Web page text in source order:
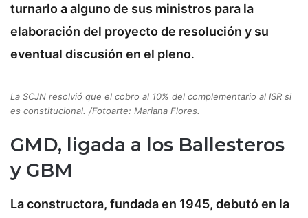
turnarlo a alguno de sus ministros para la
elaboración del proyecto de resolución y su
eventual discusión en el pleno.
La SCJN resolvió que el cobro al 10% del complementario al ISR si
es constitucional. /Fotoarte: Mariana Flores.
GMD, ligada a los Ballesteros
y GBM
La constructora, fundada en 1945, debutó en la